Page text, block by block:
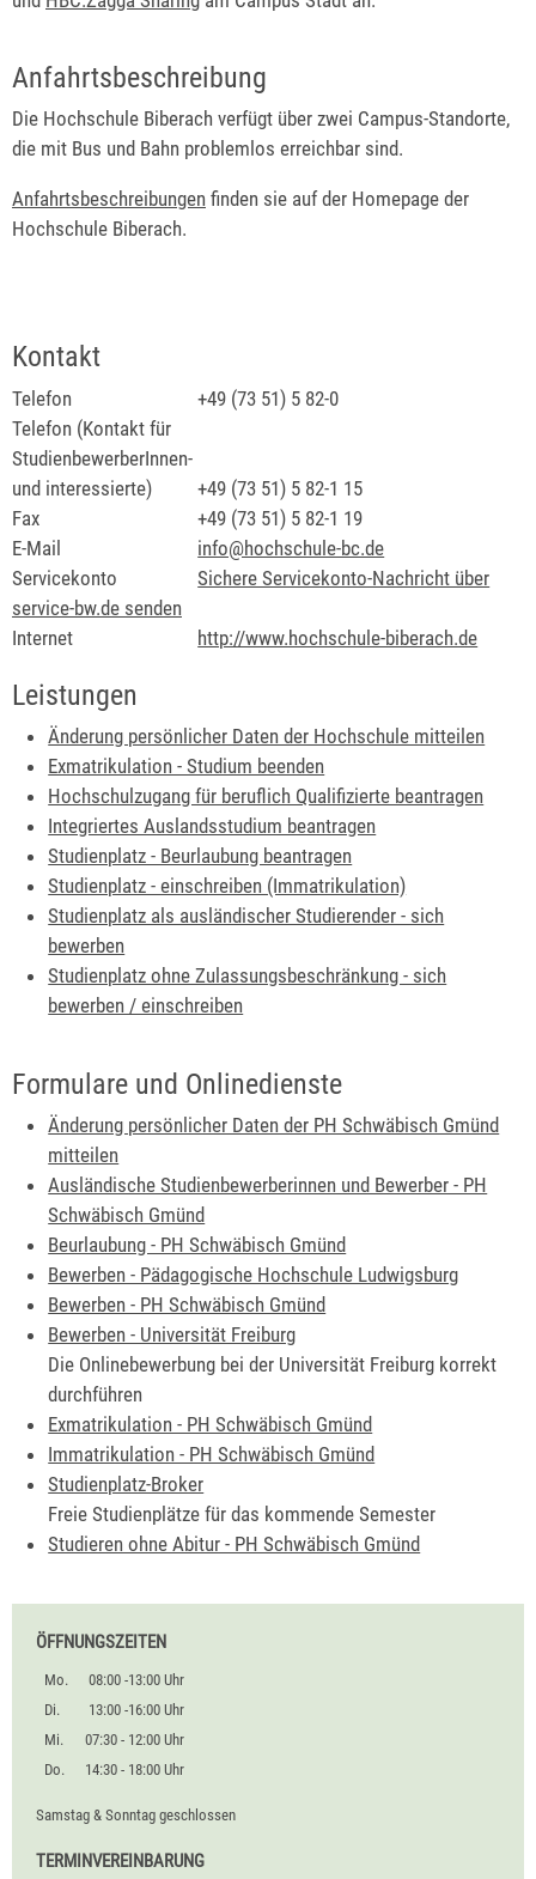
Anfahrtsbeschreibung
Die Hochschule Biberach verfügt über zwei Campus-Standorte,
die mit Bus und Bahn problemlos erreichbar sind.
Anfahrtsbeschreibungen finden sie auf der Homepage der
Hochschule Biberach.
Kontakt
Telefon +49 (73 51) 5 82-0
Telefon (Kontakt für
StudienbewerberInnen-
und interessierte)
+49 (73 51) 5 82-1 15
Fax
+49 (73 51) 5 82-1 19
E-Mail
info@hochschule-bc.de
Servicekonto
Sichere Servicekonto-Nachricht über
service-bw.de senden
Internet
http://www.hochschule-biberach.de
Leistungen
Änderung persönlicher Daten der Hochschule mitteilen
Exmatrikulation - Studium beenden
Hochschulzugang für beruflich Qualifizierte beantragen
Integriertes Auslandsstudium beantragen
Studienplatz - Beurlaubung beantragen
Studienplatz - einschreiben (Immatrikulation)
Studienplatz als ausländischer Studierender - sich
bewerben
Studienplatz ohne Zulassungsbeschränkung - sich
bewerben / einschreiben
Formulare und Onlinedienste
Änderung persönlicher Daten der PH Schwäbisch Gmünd
mitteilen
Ausländische Studienbewerberinnen und Bewerber - PH
Schwäbisch Gmünd
Beurlaubung - PH Schwäbisch Gmünd
Bewerben - Pädagogische Hochschule Ludwigsburg
Bewerben - PH Schwäbisch Gmünd
Bewerben - Universität Freiburg
Die Onlinebewerbung bei der Universität Freiburg korrekt
durchführen
Exmatrikulation - PH Schwäbisch Gmünd
Immatrikulation - PH Schwäbisch Gmünd
Studienplatz-Broker
Freie Studienplätze für das kommende Semester
Studieren ohne Abitur - PH Schwäbisch Gmünd
ÖFFNUNGSZEITEN
Mo.
08:00 -13:00 Uhr
Di.
13:00 -16:00 Uhr
Mi.
07:30 - 12:00 Uhr
Do.
14:30 - 18:00 Uhr
Samstag & Sonntag geschlossen
TERMINVEREINBARUNG